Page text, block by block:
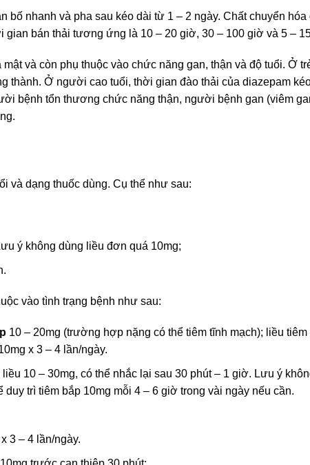
nhanh và pha sau kéo dài từ 1 – 2 ngày. Chất chuyển hóa
gian bán thải tương ứng là 10 – 20 giờ, 30 – 100 giờ và 5 –
và còn phụ thuộc vào chức năng gan, thận và độ tuổi. Ở
Ở người cao tuổi, thời gian đào thải của diazepam
bệnh tổn thương chức năng thận, người bệnh gan (viêm
và dạng thuốc dùng. Cụ thể như sau:
ý không dùng liều đơn quá 10mg;
vào tình trạng bệnh như sau:
10 – 20mg (trường hợp nặng có thể tiêm tĩnh mạch); liều tiêm
x 3 – 4 lần/ngày.
10 – 30mg, có thể nhắc lại sau 30 phút – 1 giờ. Lưu ý
trì tiêm bắp 10mg mỗi 4 – 6 giờ trong vài ngày nếu cần.
3 – 4 lần/ngày.